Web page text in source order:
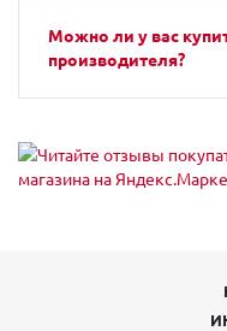
Можно ли у вас
производителя?